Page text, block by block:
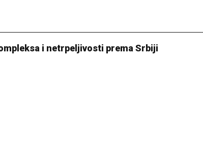
i netrpeljivosti prema Srbiji